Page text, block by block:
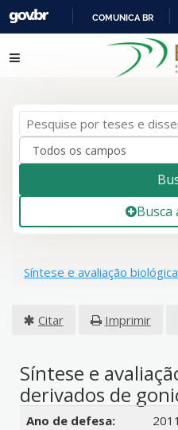
COMUNICA BR
Pular para o conteúdo
Busca
Síntese e avaliação
Citar Imprimir
Síntese e
derivados de
Detalhes bibliográficos
Ano de defesa:
2011